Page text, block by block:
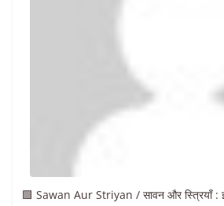
🟩 Sawan Aur Striyan / सावन और स्त्रियाँ :